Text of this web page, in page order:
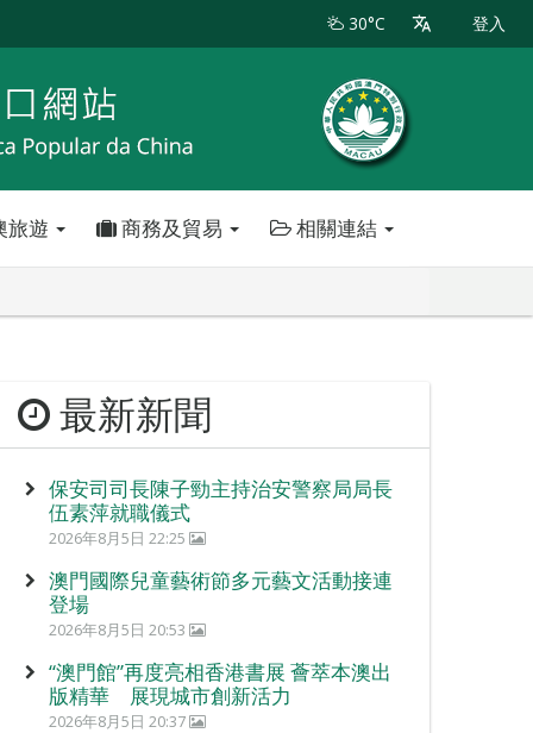
30°C 登入
遊 商務及貿易 相關連結
最新新聞
保安司司長陳子勁主持治安警察局局長
伍素萍就職儀式
2026年8月5日 22:25
澳門國際兒童藝術節多元藝文活動接連
登場
2026年8月5日 20:53
“澳門館”再度亮相香港書展 薈萃本澳出
版精華 展現城市創新活力
2026年8月5日 20:37